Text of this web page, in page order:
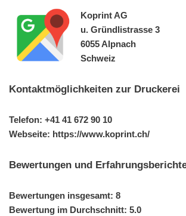
Koprint AG
u. Gründlistrasse 3
6055 Alpnach
Schweiz
Kontaktmöglichkeiten zur Druckerei
Telefon: +41 41 672 90 10
Webseite: https://www.koprint.ch/
Bewertungen und
Bewertungen insgesamt: 8
Bewertung im Durchschnitt: 5.0